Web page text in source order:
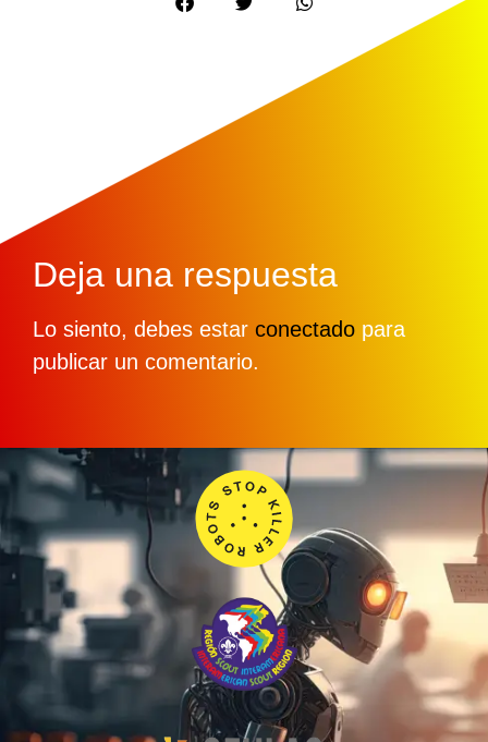
Deja una respuesta
Lo siento, debes estar conectado para
publicar un comentario.